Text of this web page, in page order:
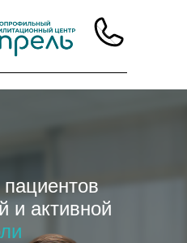
и активной